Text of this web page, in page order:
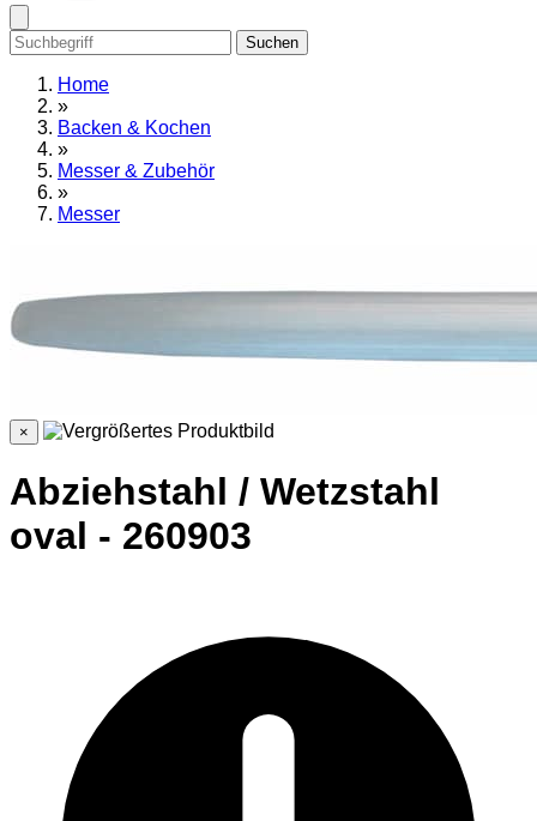
Suchen
Home
»
Backen & Kochen
»
Messer & Zubehör
»
Messer
×
Abziehstahl / Wetzstahl
oval - 260903